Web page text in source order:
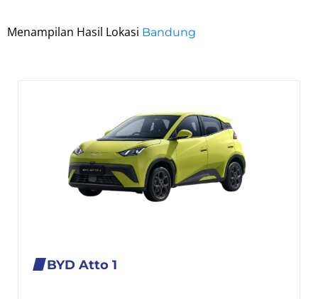
Menampilan Hasil Lokasi Bandung
BYD Atto 1